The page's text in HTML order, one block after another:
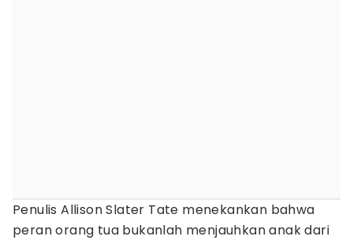
Penulis Allison Slater Tate menekankan bahwa
peran orang tua bukanlah menjauhkan anak dari